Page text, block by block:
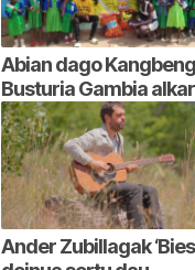
Abian dago Kangbeng
Busturia Gambia
Ander Zubillagak